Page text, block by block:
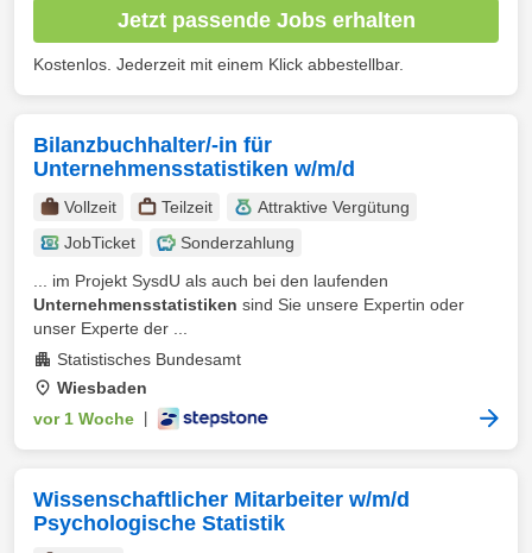
Jetzt passende Jobs erhalten
Kostenlos. Jederzeit mit einem Klick abbestellbar.
Bilanzbuchhalter/‑in für
Unternehmensstatistiken w/m/d
Vollzeit Teilzeit
Attraktive Vergütung
JobTicket
Sonderzahlung
... im Projekt SysdU als auch bei den laufenden
Unternehmensstatistiken sind Sie unsere Expertin oder
unser Experte der ...
Statistisches Bundesamt
Wiesbaden
vor 1 Woche
Wissenschaftlicher Mitarbeiter w/m/d
Psychologische Statistik